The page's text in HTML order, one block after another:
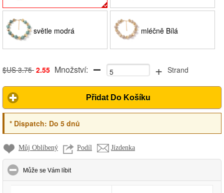
světle modrá mléčně Bílá
$US 3.75 2.55 Množství: + Strand
Přidat Do Košíku
*Dispatch: Do 5 dnů
Můj Oblíbený Podíl Jízdenka
Může se Vám líbitclick to collapse contents